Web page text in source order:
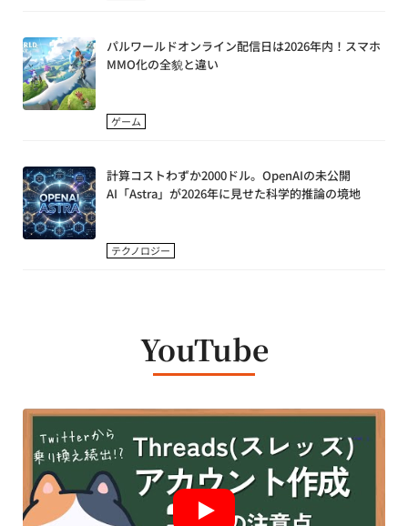
パルワールドオンライン配信日は2026年内！スマホ
MMO化の全貌と違い
ゲーム
計算コストわずか2000ドル。OpenAIの未公開
AI「Astra」が2026年に見せた科学的推論の境地
テクノロジー
YouTube